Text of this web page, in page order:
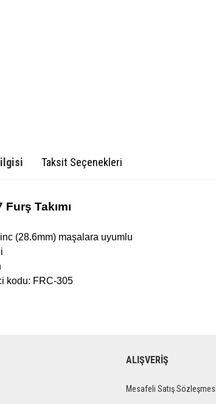
Taksit Seçenekleri
Furş Takımı
(28.6mm) maşalara uyumlu
kodu: FRC-305
ALIŞVERİŞ
Mesafeli Satış Sözleşmesi